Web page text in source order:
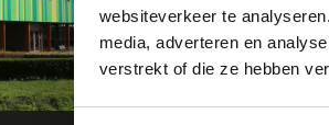
websiteverkeer te
media, adverteren en
verstrekt of die ze hebben